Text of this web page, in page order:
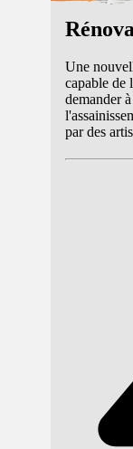
Une
capable de
demander
par des